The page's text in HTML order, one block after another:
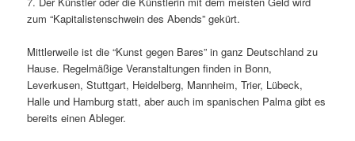
zum “Kapitalistenschwein des Abends” gekürt.
Mittlerweile ist die “Kunst gegen Bares” in ganz Deutschland zu
Hause. Regelmäßige Veranstaltungen finden in Bonn,
Leverkusen, Stuttgart, Heidelberg, Mannheim, Trier, Lübeck,
Halle und Hamburg statt, aber auch im spanischen Palma gibt es
bereits einen Ableger.